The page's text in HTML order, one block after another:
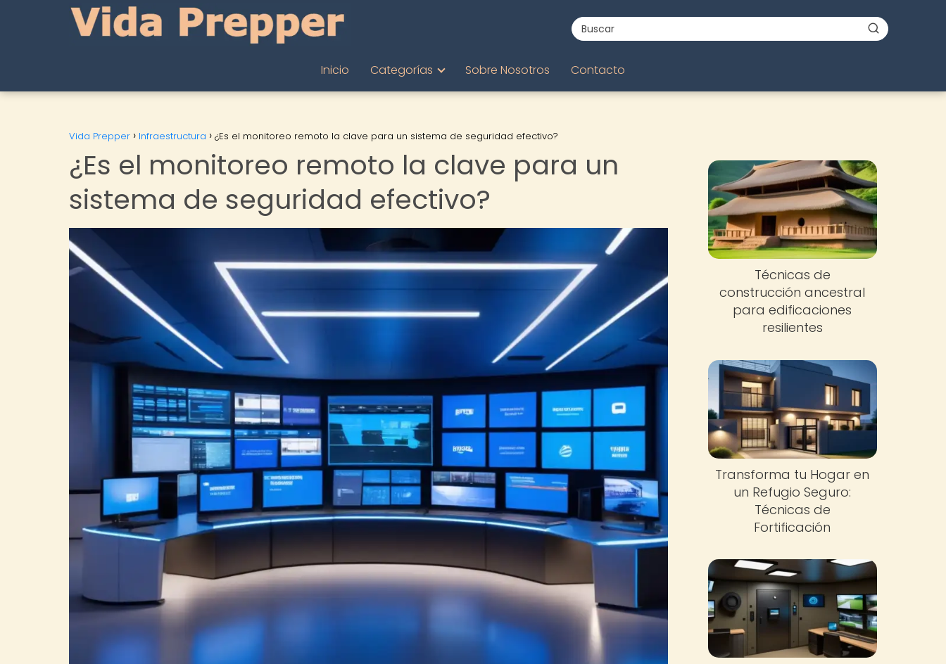
Inicio Categorías Sobre Nosotros Contacto
Vida Prepper Infraestructura ¿Es el monitoreo remoto la clave para un sistema de seguridad efectivo?
¿Es el monitoreo remoto la clave para un
sistema de seguridad efectivo?
Técnicas de
construcción ancestral
para edificaciones
resilientes
Transforma tu Hogar en
un Refugio Seguro:
Técnicas de
Fortificación